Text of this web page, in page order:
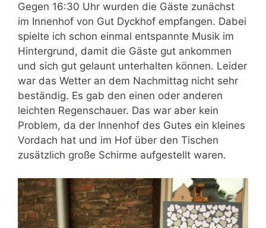
Gegen 16:30 Uhr wurden die Gäste zunächst
im Innenhof von Gut Dyckhof empfangen. Dabei
spielte ich schon einmal entspannte Musik im
Hintergrund, damit die Gäste gut ankommen
und sich gut gelaunt unterhalten können. Leider
war das Wetter an dem Nachmittag nicht sehr
beständig. Es gab den einen oder anderen
leichten Regenschauer. Das war aber kein
Problem, da der Innenhof des Gutes ein kleines
Vordach hat und im Hof über den Tischen
zusätzlich große Schirme aufgestellt waren.